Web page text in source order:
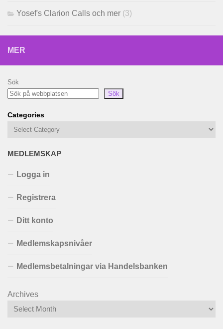
Yosef's Clarion Calls och mer (3)
MER
Sök
Sök
Categories
MEDLEMSKAP
Logga in
Registrera
Ditt konto
Medlemskapsnivåer
Medlemsbetalningar via Handelsbanken
Archives